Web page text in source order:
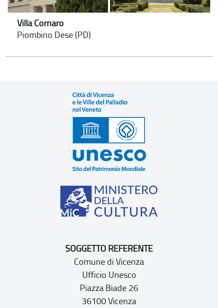
Villa Cornaro
Piombino Dese (PD)
SOGGETTO REFERENTE
Comune di Vicenza
Ufficio Unesco
Piazza Biade 26
36100 Vicenza